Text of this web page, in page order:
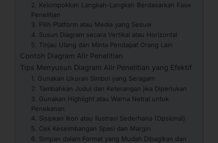
2. Kelompokkan Langkah-Langkah Berdasarkan Fase
Penelitian
3. Pilih Platform atau Media yang Sesuai
4. Susun Diagram secara Vertikal atau Horizontal
5. Tinjau Ulang dan Minta Pendapat Orang Lain
Contoh Diagram Alir Penelitian
Tips Menyusun Diagram Alir Penelitian yang Efektif
1. Gunakan Ukuran Simbol yang Seragam
2. Tambahkan Judul dan Keterangan jika Diperlukan
3. Gunakan Highlight atau Warna Netral untuk
Penekanan
4. Sisipkan Ikon atau Ilustrasi Sederhana (Opsional)
5. Cek Keseimbangan Spasi dan Margin
6. Simpan dalam Format yang Mudah Dibagikan dan